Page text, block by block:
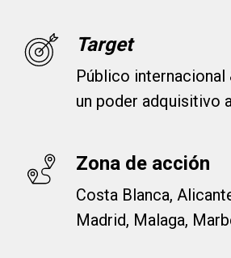
Target
Público
un poder adquisitivo
Zona de acción
Costa Blanca,
Madrid, Malaga,